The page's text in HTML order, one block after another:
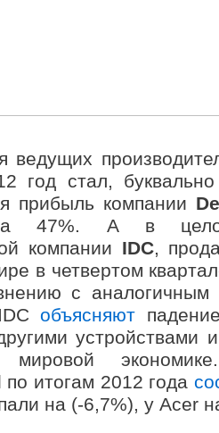
ведущих
год стал,
прибыль компании
47%. А в
компании IDС,
в четвертом
с аналогичным
IDCобъясняют
устройствами
мировой
итогам 2012 года
на (-6,7%), у Acer